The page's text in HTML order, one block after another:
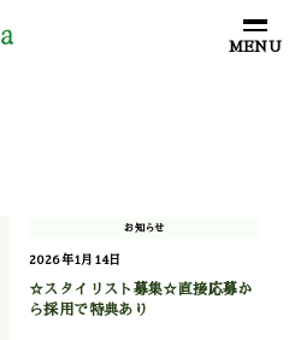
お知らせ
2026年1月14日
☆スタイリスト募集☆直接応募か
ら採用で特典あり